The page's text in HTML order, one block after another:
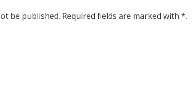
be published. Required fields are marked with *.